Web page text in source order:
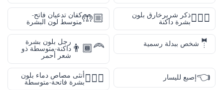
🦹🏿‍♂️ذكر شريرخارق بلون
بشرة داكنة
🤲🏼كفان تدعيان فاتح-
متوسط لون البشرة
🤵 شخص ببدلة رسمية 👨🏾‍🦰
رجل بلون بشرة
داكنة-متوسطة ذو
شعر أحمر
👈إصبع لليسار 🧛🏼‍♀️أنثى مصاص دماء بلون
بشرة فاتحة-متوسطة